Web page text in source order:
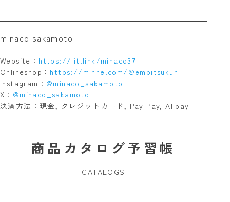
minaco sakamoto
Website： https://lit.link/minaco37
Onlineshop： https://minne.com/@empitsukun
Instagram： @minaco_sakamoto
X： @minaco_sakamoto
決済方法：現金, クレジットカード, Pay Pay, Alipay
商品カタログ予習帳
CATALOGS